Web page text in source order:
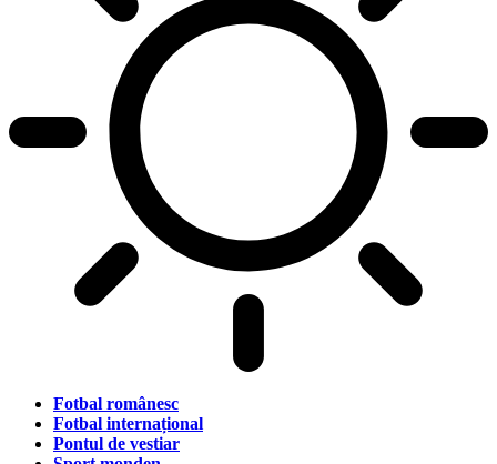
Fotbal românesc
Fotbal internațional
Pontul de vestiar